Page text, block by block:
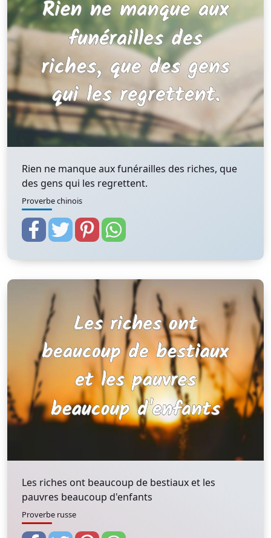
Rien ne manque aux funérailles des riches, que
des gens qui les regrettent.
Proverbe chinois
Les riches ont beaucoup de bestiaux et les
pauvres beaucoup d'enfants
Proverbe russe